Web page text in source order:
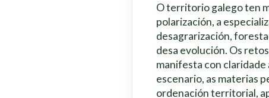
O territorio galego ten
polarización, a
desagrarización,
desa evolución. Os
manifesta con
escenario, as materias
ordenación territorial,